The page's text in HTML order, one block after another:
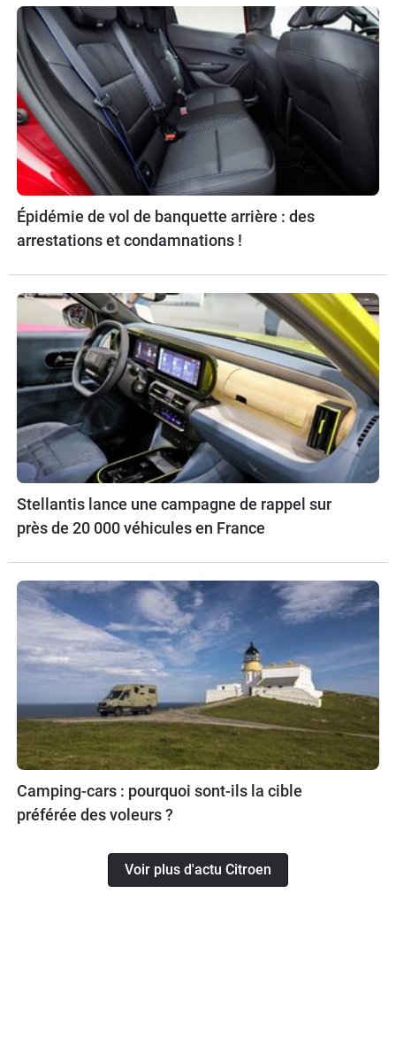
Épidémie de vol de banquette arrière : des
arrestations et condamnations !
Stellantis lance une campagne de rappel sur
près de 20 000 véhicules en France
Camping-cars : pourquoi sont-ils la cible
préférée des voleurs ?
Voir plus d'actu Citroen